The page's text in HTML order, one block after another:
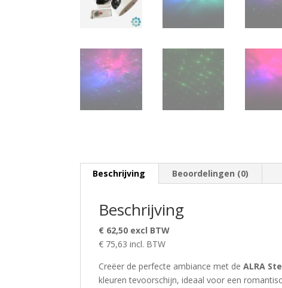
Beschrijving Beoordelingen (0)
Beschrijving
€ 62,50 excl BTW
€ 75,63 incl. BTW
Creëer de perfecte ambiance met deALRA
kleuren tevoorschijn, ideaal voor een